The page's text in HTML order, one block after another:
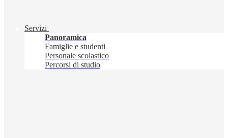
Servizi
Panoramica
Famiglie e studenti
Personale scolastico
Percorsi di studio